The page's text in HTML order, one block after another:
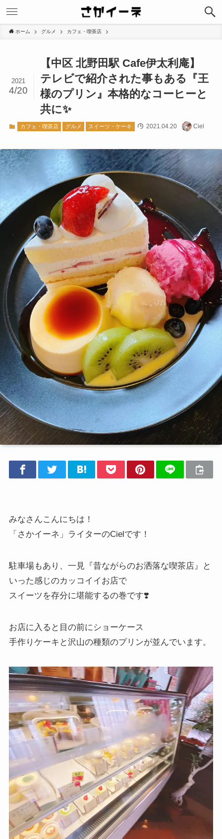
ホーム グルメ カフェ・喫茶店
【中区 北野田駅 Cafe伊太利庵】
テレビで紹介された事もある『王
様のプリン』本格的なコーヒーと
共に✨
2021
4/20
カフェ・喫茶店 グルメ スイーツ・ケーキ 2021.04.20 Ciel
みなさんこんにちは！
「さかイーネ」ライターのCielです！
駐車場もあり、一見『昔ながらのお洒落な喫茶店』と
いった感じのカッコイイお店で
スイーツを存分に堪能するの巻です❣️
お店に入ると目の前にショーケース
手作りケーキと沢山の種類のプリンが並んでいます。